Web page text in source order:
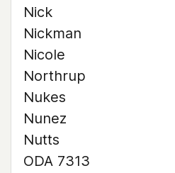
Nick
Nickman
Nicole
Northrup
Nukes
Nunez
Nutts
ODA 7313